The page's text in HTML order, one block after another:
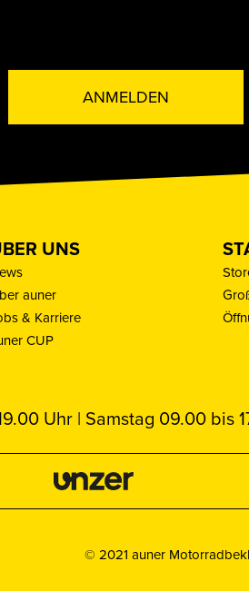
ANMELDEN
UNS
auner
& Karriere
CUP
Uhr | Samstag 09.00 bis
© 2021 auner